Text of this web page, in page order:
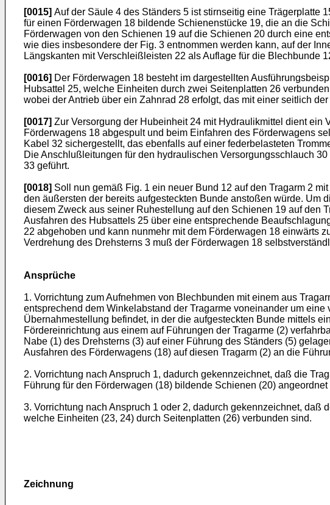
[0015] Auf der Säule 4 des Ständers 5 ist stirnseitig eine Trägerplatte
für einen Förderwagen 18 bildende Schienenstücke 19, die an die
Förderwagen von den Schienen 19 auf die Schienen 20 durch eine
wie dies insbesondere der Fig. 3 entnommen werden kann, auf der
Längskanten mit Verschleißleisten 22 als Auflage für die Blechbunde
[0016] Der Förderwagen 18 besteht im dargestellten
Hubsattel 25, welche Einheiten durch zwei Seitenplatten 26
wobei der Antrieb über ein Zahnrad 28 erfolgt, das mit einer seitlich
[0017] Zur Versorgung der Hubeinheit 24 mit Hydraulikmittel dient
Förderwagens 18 abgespult und beim Einfahren des Förderwagens
Kabel 32 sichergestellt, das ebenfalls auf einer federbelasteten
Die Anschlußleitungen für den hydraulischen Versorgungsschlauch
33 geführt.
[0018] Soll nun gemäß Fig. 1 ein neuer Bund 12 auf den Tragarm 2
den äußersten der bereits aufgesteckten Bunde anstoßen würde. Um
diesem Zweck aus seiner Ruhestellung auf den Schienen 19 auf den
Ausfahren des Hubsattels 25 über eine entsprechende
22 abgehoben und kann nunmehr mit dem Förderwagen 18 einwärts
Verdrehung des Drehsterns 3 muß der Förderwagen 18
Ansprüche
1. Vorrichtung zum Aufnehmen von Blechbunden mit einem aus
entsprechend dem Winkelabstand der Tragarme voneinander um
Übernahmestellung befindet, in der die aufgesteckten Bunde mittels
Fördereinrichtung aus einem auf Führungen der Tragarme (2)
Nabe (1) des Drehsterns (3) auf einer Führung des Ständers (5)
Ausfahren des Förderwagens (18) auf diesen Tragarm (2) an die
2. Vorrichtung nach Anspruch 1, dadurch gekennzeichnet, daß die
Führung für den Förderwagen (18) bildende Schienen (20) angeordnet
3. Vorrichtung nach Anspruch 1 oder 2, dadurch gekennzeichnet,
welche Einheiten (23, 24) durch Seitenplatten (26) verbunden sind.
Zeichnung